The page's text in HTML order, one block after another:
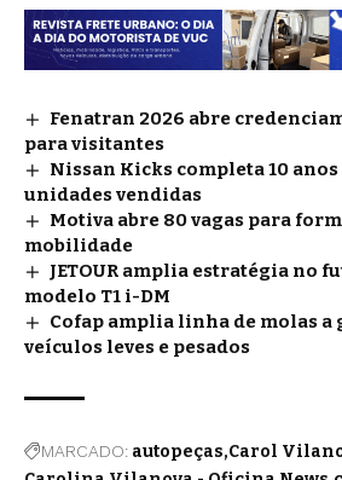
Fenatran 2026 abre
para visitantes
Nissan Kicks completa 10
unidades vendidas
Motiva abre 80 vagas para
mobilidade
JETOUR amplia estratégia no
modelo T1 i-DM
Cofap amplia linha de molas a
veículos leves e pesados
MARCADO: autopeças Carol